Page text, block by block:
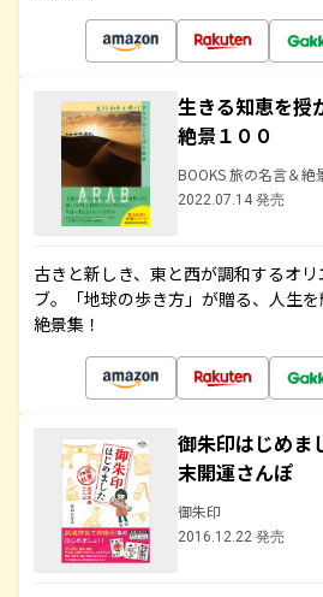
生きる知恵を授
絶景１００
BOOKS 旅の名言＆絶
2022.07.14 発売
古きと新しき、東と西が調和するオ
ブ。「地球の歩き方」が贈る、人生
絶景集！
御朱印はじめ
末開運さんぽ
御朱印
2016.12.22 発売